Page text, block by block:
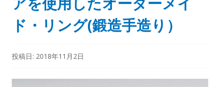
ド・リング(鍛造手造り）
投稿日: 2018年11月2日